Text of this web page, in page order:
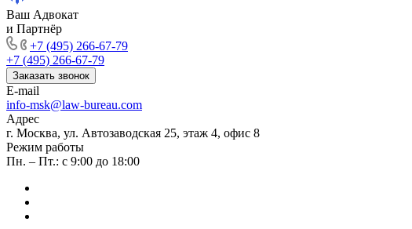
Ваш Адвокат
и Партнёр
+7 (495) 266-67-79
+7 (495) 266-67-79
Заказать звонок
E-mail
info-msk@law-bureau.com
Адрес
г. Москва, ул. Автозаводская 25, этаж 4, офис 8
Режим работы
Пн. – Пт.: с 9:00 до 18:00